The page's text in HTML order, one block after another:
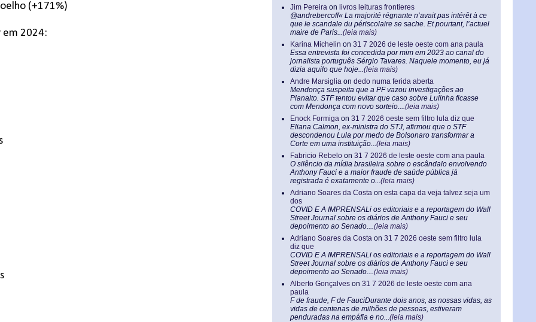
(+171%)
em 2024:
Jim Pereira on livros leituras frontieres
@andrebercoff« La majorité régnante n’avait pas intérêt à ce
que le scandale du périscolaire se sache. Et pourtant, l’actuel
maire de Paris...(leia mais)
Karina Michelin on 31 7 2026 de leste oeste com ana paula
Essa entrevista foi concedida por mim em 2023 ao canal do
jornalista português Sérgio Tavares. Naquele momento, eu já
dizia aquilo que hoje...(leia mais)
Andre Marsiglia on dedo numa ferida aberta
Mendonça suspeita que a PF vazou investigações ao
Planalto. STF tentou evitar que caso sobre Lulinha ficasse
com Mendonça com novo sorteio....(leia mais)
Enock Formiga on 31 7 2026 oeste sem filtro lula diz que
Eliana Calmon, ex-ministra do STJ, afirmou que o STF
descondenou Lula por medo de Bolsonaro transformar a
Corte em uma instituição...(leia mais)
Fabricio Rebelo on 31 7 2026 de leste oeste com ana paula
O silêncio da mídia brasileira sobre o escândalo envolvendo
Anthony Fauci e a maior fraude de saúde pública já
registrada é exatamente o...(leia mais)
Adriano Soares da Costa on esta capa da veja talvez seja um
dos
COVID E A IMPRENSALi os editoriais e a reportagem do Wall
Street Journal sobre os diários de Anthony Fauci e seu
depoimento ao Senado....(leia mais)
Adriano Soares da Costa on 31 7 2026 oeste sem filtro lula
diz que
COVID E A IMPRENSALi os editoriais e a reportagem do Wall
Street Journal sobre os diários de Anthony Fauci e seu
depoimento ao Senado....(leia mais)
Alberto Gonçalves on 31 7 2026 de leste oeste com ana
paula
F de fraude, F de FauciDurante dois anos, as nossas vidas, as
vidas de centenas de milhões de pessoas, estiveram
penduradas na empáfia e no...(leia mais)